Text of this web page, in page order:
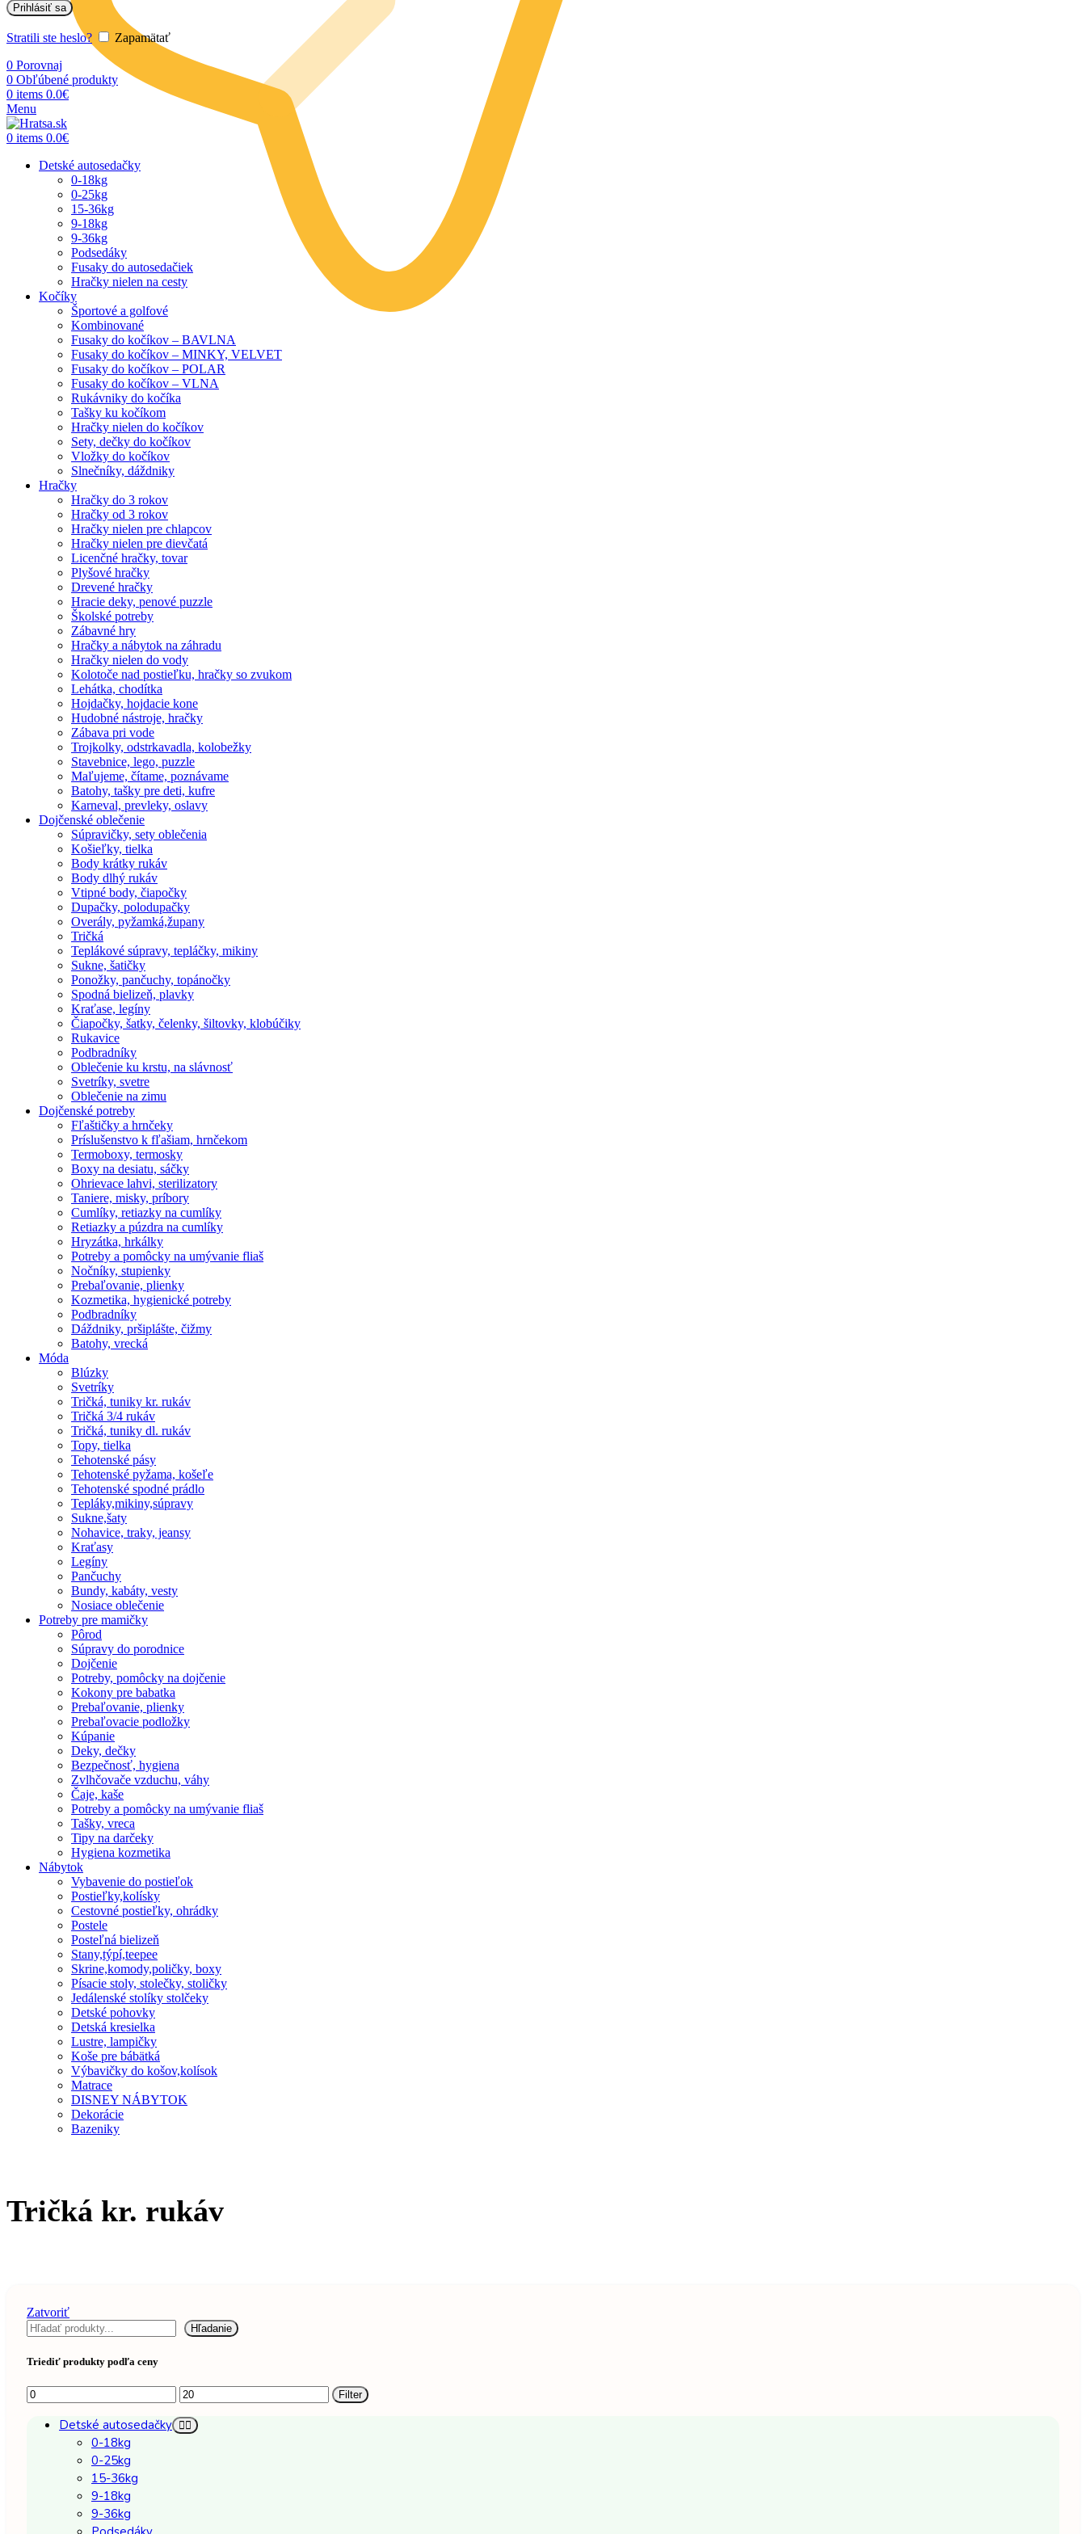
Prihlásiť sa
Stratili ste heslo?
Zapamätať
0 Porovnaj
0 Obľúbené produkty
0 items 0.0€
Menu
0 items 0.0€
Detské autosedačky
0-18kg
0-25kg
15-36kg
9-18kg
9-36kg
Podsedáky
Fusaky do autosedačiek
Hračky nielen na cesty
Kočíky
Športové a golfové
Kombinované
Fusaky do kočíkov – BAVLNA
Fusaky do kočíkov – MINKY, VELVET
Fusaky do kočíkov – POLAR
Fusaky do kočíkov – VLNA
Rukávniky do kočíka
Tašky ku kočíkom
Hračky nielen do kočíkov
Sety, dečky do kočíkov
Vložky do kočíkov
Slnečníky, dáždniky
Hračky
Hračky do 3 rokov
Hračky od 3 rokov
Hračky nielen pre chlapcov
Hračky nielen pre dievčatá
Licenčné hračky, tovar
Plyšové hračky
Drevené hračky
Hracie deky, penové puzzle
Školské potreby
Zábavné hry
Hračky a nábytok na záhradu
Hračky nielen do vody
Kolotoče nad postieľku, hračky so zvukom
Lehátka, chodítka
Hojdačky, hojdacie kone
Hudobné nástroje, hračky
Zábava pri vode
Trojkolky, odstrkavadla, kolobežky
Stavebnice, lego, puzzle
Maľujeme, čítame, poznávame
Batohy, tašky pre deti, kufre
Karneval, prevleky, oslavy
Dojčenské oblečenie
Súpravičky, sety oblečenia
Košieľky, tielka
Body krátky rukáv
Body dlhý rukáv
Vtipné body, čiapočky
Dupačky, polodupačky
Overály, pyžamká,župany
Tričká
Teplákové súpravy, tepláčky, mikiny
Sukne, šatičky
Ponožky, pančuchy, topánočky
Spodná bielizeň, plavky
Kraťase, legíny
Čiapočky, šatky, čelenky, šiltovky, klobúčiky
Rukavice
Podbradníky
Oblečenie ku krstu, na slávnosť
Svetríky, svetre
Oblečenie na zimu
Dojčenské potreby
Fľaštičky a hrnčeky
Príslušenstvo k fľašiam, hrnčekom
Termoboxy, termosky
Boxy na desiatu, sáčky
Ohrievace lahvi, sterilizatory
Taniere, misky, príbory
Cumlíky, retiazky na cumlíky
Retiazky a púzdra na cumlíky
Hryzátka, hrkálky
Potreby a pomôcky na umývanie fliaš
Nočníky, stupienky
Prebaľovanie, plienky
Kozmetika, hygienické potreby
Podbradníky
Dáždniky, pršiplášte, čižmy
Batohy, vrecká
Móda
Blúzky
Svetríky
Tričká, tuniky kr. rukáv
Tričká 3/4 rukáv
Tričká, tuniky dl. rukáv
Topy, tielka
Tehotenské pásy
Tehotenské pyžama, košeľe
Tehotenské spodné prádlo
Tepláky,mikiny,súpravy
Sukne,šaty
Nohavice, traky, jeansy
Kraťasy
Legíny
Pančuchy
Bundy, kabáty, vesty
Nosiace oblečenie
Potreby pre mamičky
Pôrod
Súpravy do porodnice
Dojčenie
Potreby, pomôcky na dojčenie
Kokony pre babatka
Prebaľovanie, plienky
Prebaľovacie podložky
Kúpanie
Deky, dečky
Bezpečnosť, hygiena
Zvlhčovače vzduchu, váhy
Čaje, kaše
Potreby a pomôcky na umývanie fliaš
Tašky, vreca
Tipy na darčeky
Hygiena kozmetika
Nábytok
Vybavenie do postieľok
Postieľky,kolísky
Cestovné postieľky, ohrádky
Postele
Posteľná bielizeň
Stany,týpí,teepee
Skrine,komody,poličky, boxy
Písacie stoly, stolečky, stoličky
Jedálenské stolíky stolčeky
Detské pohovky
Detská kresielka
Lustre, lampičky
Koše pre bábätká
Výbavičky do košov,kolísok
Matrace
DISNEY NÁBYTOK
Dekorácie
Bazeniky
Tričká kr. rukáv
Zatvoriť
Hľadať
Hľadanie
Triediť produkty podľa ceny
Minimálna
cena
Maximálna
cena
Filter
Detské autosedačky
0-18kg
0-25kg
15-36kg
9-18kg
9-36kg